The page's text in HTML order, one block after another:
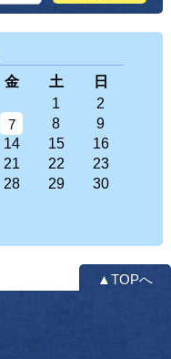
金 土
日
1
2
7 8
9
14 15
16
21 22
23
28 29
30
▲TOPへ